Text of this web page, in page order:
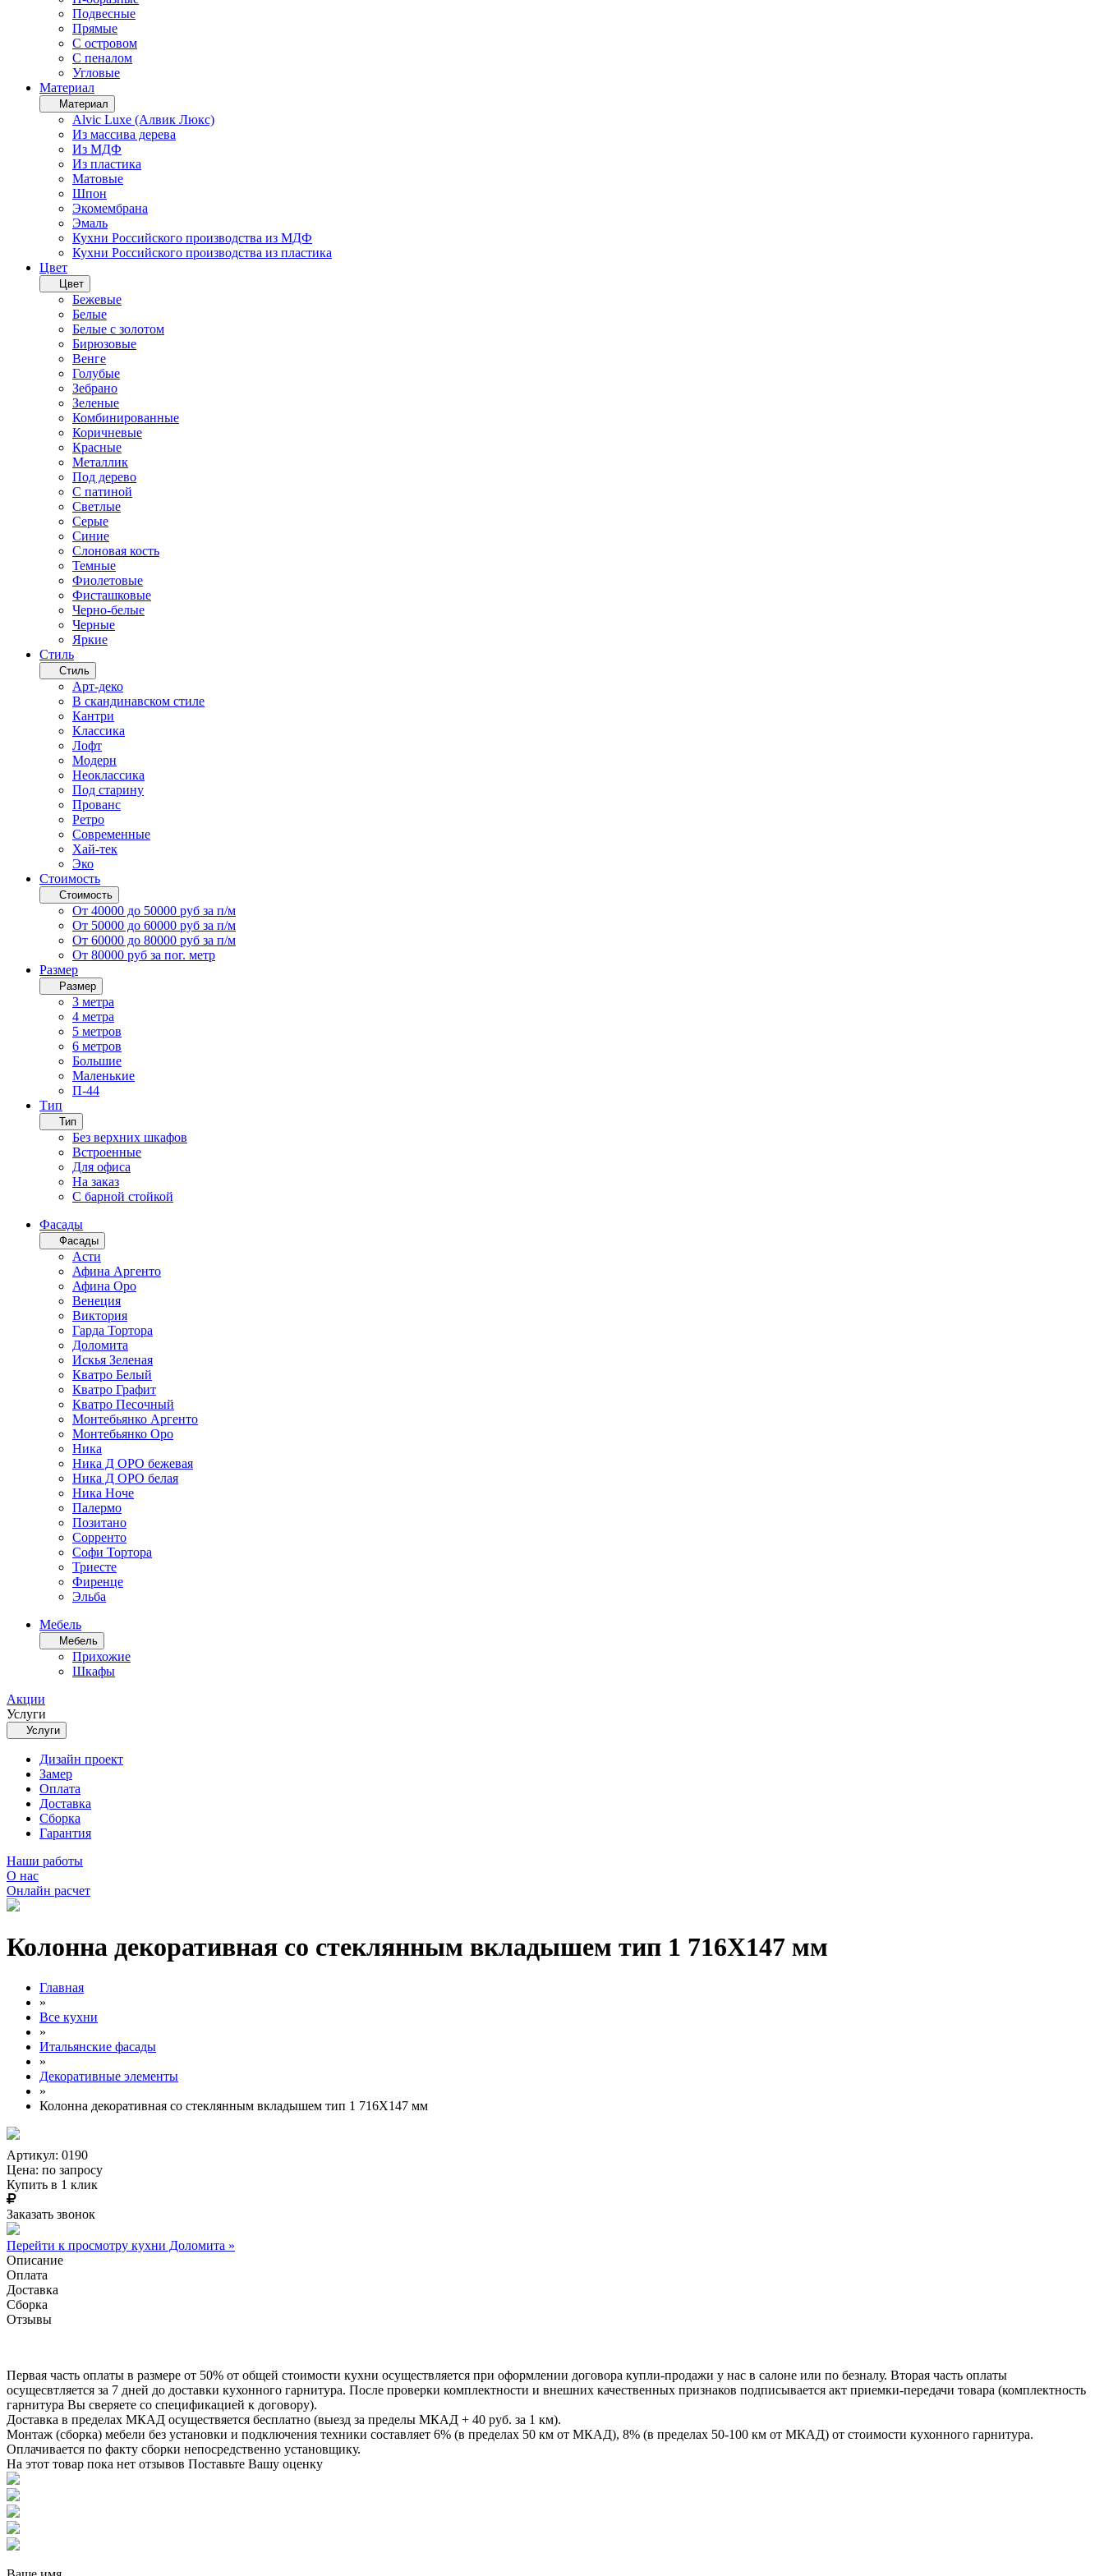
Подвесные
Прямые
С островом
С пеналом
Угловые
Материал
Материал
Alvic Luxe (Алвик Люкс)
Из массива дерева
Из МДФ
Из пластика
Матовые
Шпон
Экомембрана
Эмаль
Кухни Российского производства из МДФ
Кухни Российского производства из пластика
Цвет
Цвет
Бежевые
Белые
Белые с золотом
Бирюзовые
Венге
Голубые
Зебрано
Зеленые
Комбинированные
Коричневые
Красные
Металлик
Под дерево
С патиной
Светлые
Серые
Синие
Слоновая кость
Темные
Фиолетовые
Фисташковые
Черно-белые
Черные
Яркие
Стиль
Стиль
Арт-деко
В скандинавском стиле
Кантри
Классика
Лофт
Модерн
Неоклассика
Под старину
Прованс
Ретро
Современные
Хай-тек
Эко
Стоимость
Стоимость
От 40000 до 50000 руб за п/м
От 50000 до 60000 руб за п/м
От 60000 до 80000 руб за п/м
От 80000 руб за пог. метр
Размер
Размер
3 метра
4 метра
5 метров
6 метров
Большие
Маленькие
П-44
Тип
Тип
Без верхних шкафов
Встроенные
Для офиса
На заказ
С барной стойкой
Фасады
Фасады
Асти
Афина Аргенто
Афина Оро
Венеция
Виктория
Гарда Тортора
Доломита
Искья Зеленая
Кватро Белый
Кватро Графит
Кватро Песочный
Монтебьянко Аргенто
Монтебьянко Оро
Ника
Ника Д ОРО бежевая
Ника Д ОРО белая
Ника Ноче
Палермо
Позитано
Сорренто
Софи Тортора
Триесте
Фиренце
Эльба
Мебель
Мебель
Прихожие
Шкафы
Акции
Услуги
Услуги
Дизайн проект
Замер
Оплата
Доставка
Сборка
Гарантия
Наши работы
О нас
Онлайн расчет
Колонна декоративная со стеклянным вкладышем тип 1 716Х147 мм
Главная
»
Все кухни
»
Итальянские фасады
»
Декоративные элементы
»
Колонна декоративная со стеклянным вкладышем тип 1 716Х147 мм
Артикул: 0190
Цена: по запросу
Купить в 1 клик
Заказать звонок
Перейти к просмотру кухни Доломита »
Описание
Оплата
Доставка
Сборка
Отзывы
Первая часть оплаты в размере от 50% от общей стоимости кухни осуществляется при оформлении договора купли-продажи у нас в салоне или по безналу. Вторая часть оплаты
осущесвтляется за 7 дней до доставки кухонного гарнитура. После проверки комплектности и внешних качественных признаков подписывается акт приемки-передачи товара (комплектность
гарнитура Вы сверяете со спецификацией к договору).
Доставка в пределах МКАД осуществяется бесплатно (выезд за пределы МКАД + 40 руб. за 1 км).
Монтаж (сборка) мебели без установки и подключения техники составляет 6% (в пределах 50 км от МКАД), 8% (в пределах 50-100 км от МКАД) от стоимости кухонного гарнитура.
Оплачивается по факту сборки непосредственно установщику.
На этот товар пока нет отзывов Поставьте Вашу оценку